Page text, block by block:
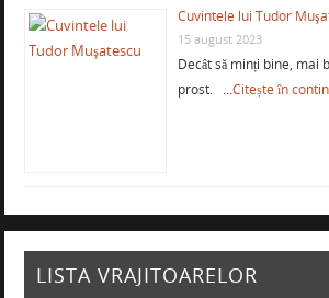
Cuvintele lui Tudor
15 august 2023
Decât să minți bine, mai
prost. …Citește în
LISTA VRAJITOARELOR